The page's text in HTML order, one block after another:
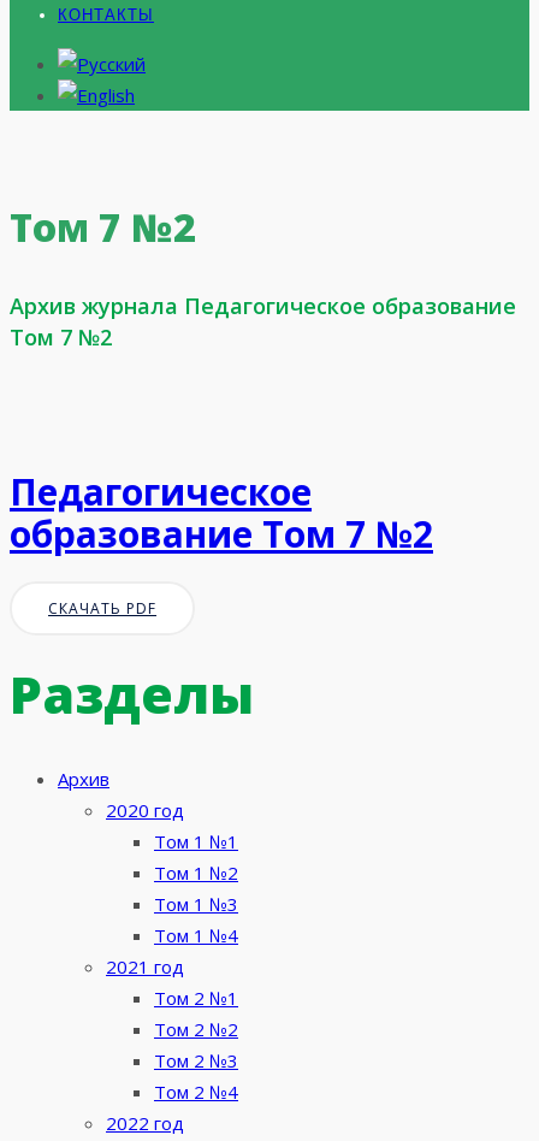
КОНТАКТЫ
Том 7 №2
Архив журнала Педагогическое образование
Том 7 №2
Педагогическое
образование Том 7 №2
СКАЧАТЬ PDF
Разделы
Архив
2020 год
Том 1 №1
Том 1 №2
Том 1 №3
Том 1 №4
2021 год
Том 2 №1
Том 2 №2
Том 2 №3
Том 2 №4
2022 год